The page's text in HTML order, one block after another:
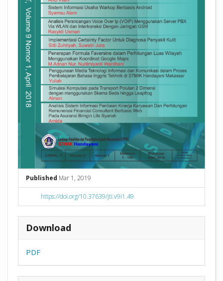
Published Mar 1, 2019
https://doi.org/10.37639/jti.v9i1.49
Download
PDF